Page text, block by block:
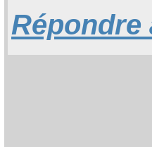
Répondre